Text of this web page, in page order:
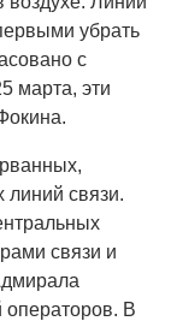
убрать
с
марта, эти
связи.
связи и
операторов. В